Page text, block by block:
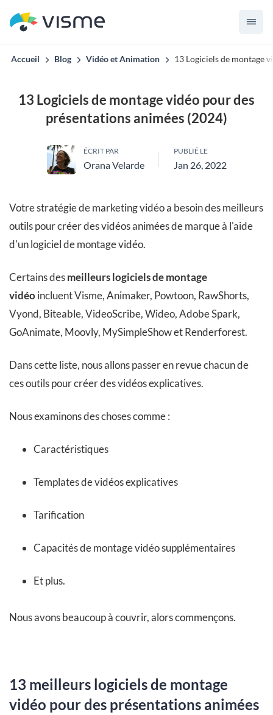
Accueil Blog Vidéo et Animation 13 Logiciels de montage
13 Logiciels de montage vidéo pour des
présentations animées (2024)
ÉCRIT PAR
Orana Velarde
PUBLIÉ LE
Jan 26, 2022
Votre stratégie de marketing vidéo a besoin des meilleurs
outils pour créer des vidéos animées de marque à l'aide
d'un logiciel de montage vidéo.
Certains desmeilleurs logiciels de montage
vidéoincluent Visme, Animaker, Powtoon, RawShorts,
Vyond, Biteable, VideoScribe, Wideo, Adobe Spark,
GoAnimate, Moovly, MySimpleShow et Renderforest.
Dans cette liste, nous allons passer en revue chacun de
ces outils pour créer des vidéos explicatives.
Nous examinons des choses comme :
Caractéristiques
Templates de vidéos explicatives
Tarification
Capacités de montage vidéo supplémentaires
Et plus.
Nous avons beaucoup à couvrir, alors commençons.
13 meilleurs logiciels de montage
vidéo pour des présentations animées